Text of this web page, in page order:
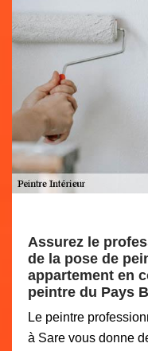
Assurez le
de la pose de
appartement en
peintre du Pays
Le peintre
à Sare vous donne